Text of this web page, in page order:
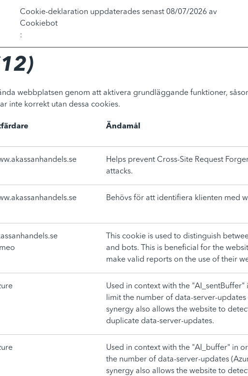
Cookie-deklaration uppdaterades senast 08/07/2026 av
Cookiebot
:
webbplatsen genom att aktivera grundläggande funktioner,
inte korrekt utan dessa cookies.
Ändamål
Helps prevent Cross-Site Request
attacks.
Behövs för att identifiera klienten med
This cookie is used to distinguish
and bots. This is beneficial for the
make valid reports on the use of their
Used in context with the "AI_sentBuffer"
limit the number of data-server-updates
synergy also allows the website to
duplicate data-server-updates.
Used in context with the "AI_buffer" in
the number of data-server-updates
synergy also allows the website to